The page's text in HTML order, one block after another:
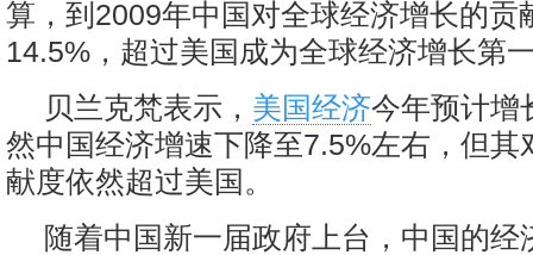
算，到2009年中国对全球经济增长的贡
14.5%，超过美国成为全球经济增长第
贝兰克梵表示， 美国经济今年预计增
然中国经济增速下降至7.5%左右，但其
献度依然超过美国。
随着中国新一届政府上台，中国的经